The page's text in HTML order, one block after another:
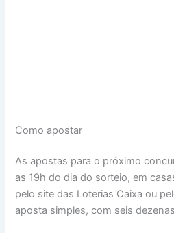
Como apostar
As apostas para o próximo
as 19h do dia do sorteio, em
pelo site das Loterias Caixa ou
aposta simples, com seis